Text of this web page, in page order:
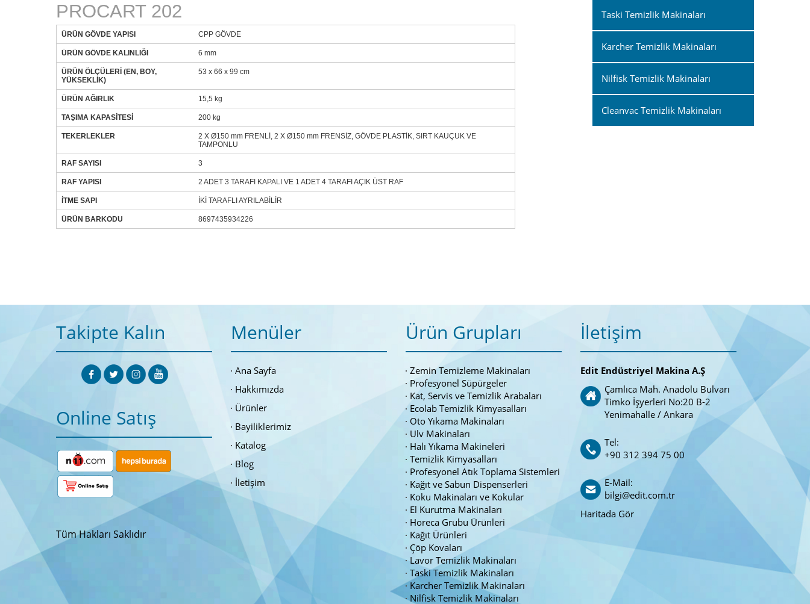
PROCART 202
ÜRÜN GÖVDE YAPISI CPP GÖVDE
ÜRÜN GÖVDE KALINLIĞI 6 mm
ÜRÜN ÖLÇÜLERİ (EN, BOY,
YÜKSEKLİK)
53 x 66 x 99 cm
ÜRÜN AĞIRLIK 15,5 kg
TAŞIMA KAPASİTESİ 200 kg
TEKERLEKLER
2 X Ø150 mm FRENLİ, 2 X Ø150 mm FRENSİZ, GÖVDE PLASTİK, SIRT KAUÇUK VE
TAMPONLU
RAF SAYISI 3
RAF YAPISI 2 ADET 3 TARAFI KAPALI VE 1 ADET 4 TARAFI AÇIK ÜST RAF
İTME SAPI İKİ TARAFLI AYRILABİLİR
ÜRÜN BARKODU 8697435934226
Taski Temizlik Makinaları
Karcher Temizlik Makinaları
Nilfisk Temizlik Makinaları
Cleanvac Temizlik Makinaları
Takipte Kalın
Online Satış
Tüm Hakları Saklıdır
Menüler
Ana Sayfa
Hakkımızda
Ürünler
Bayiliklerimiz
Katalog
Blog
İletişim
Ürün Grupları
Zemin Temizleme Makinaları
Profesyonel Süpürgeler
Kat, Servis ve Temizlik Arabaları
Ecolab Temizlik Kimyasalları
Oto Yıkama Makinaları
Ulv Makinaları
Halı Yıkama Makineleri
Temizlik Kimyasalları
Profesyonel Atık Toplama Sistemleri
Kağıt ve Sabun Dispenserleri
Koku Makinaları ve Kokular
El Kurutma Makinaları
Horeca Grubu Ürünleri
Kağıt Ürünleri
Çöp Kovaları
Lavor Temizlik Makinaları
Taski Temizlik Makinaları
Karcher Temizlik Makinaları
Nilfisk Temizlik Makinaları
İletişim
Edit Endüstriyel Makina A.Ş
Çamlıca Mah. Anadolu Bulvarı
Timko İşyerleri No:20 B-2
Yenimahalle / Ankara
Tel:
+90 312 394 75 00
E-Mail:
bilgi@edit.com.tr
Haritada Gör